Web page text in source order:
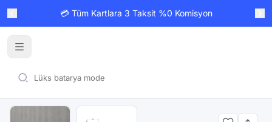
💳 Tüm Kartlara 3 Taksit %0 Komisyon